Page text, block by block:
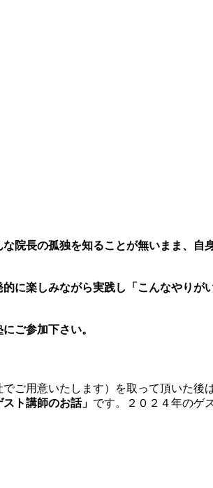
院長の孤独を知ることが無いまま、自
に楽しみながら実践し「こんなやりが
ご参加下さい。
ご用意いたします）を取って頂いた後
ト講師のお話」 です。２０２４年のゲ